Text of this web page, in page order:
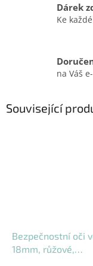
Dárek
Ke
na Váš
Související
Bezpečnostní oči
18mm, růžové,